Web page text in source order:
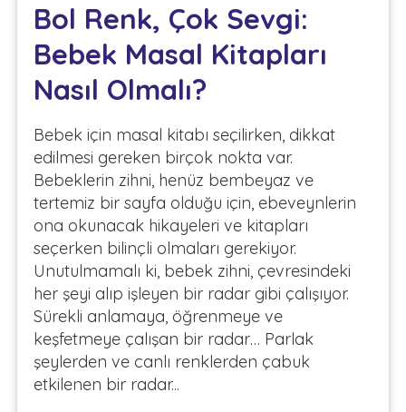
Bol Renk, Çok Sevgi:
Bebek Masal Kitapları
Nasıl Olmalı?
Bebek için masal kitabı seçilirken, dikkat
edilmesi gereken birçok nokta var.
Bebeklerin zihni, henüz bembeyaz ve
tertemiz bir sayfa olduğu için, ebeveynlerin
ona okunacak hikayeleri ve kitapları
seçerken bilinçli olmaları gerekiyor.
Unutulmamalı ki, bebek zihni, çevresindeki
her şeyi alıp işleyen bir radar gibi çalışıyor.
Sürekli anlamaya, öğrenmeye ve
keşfetmeye çalışan bir radar… Parlak
şeylerden ve canlı renklerden çabuk
etkilenen bir radar...